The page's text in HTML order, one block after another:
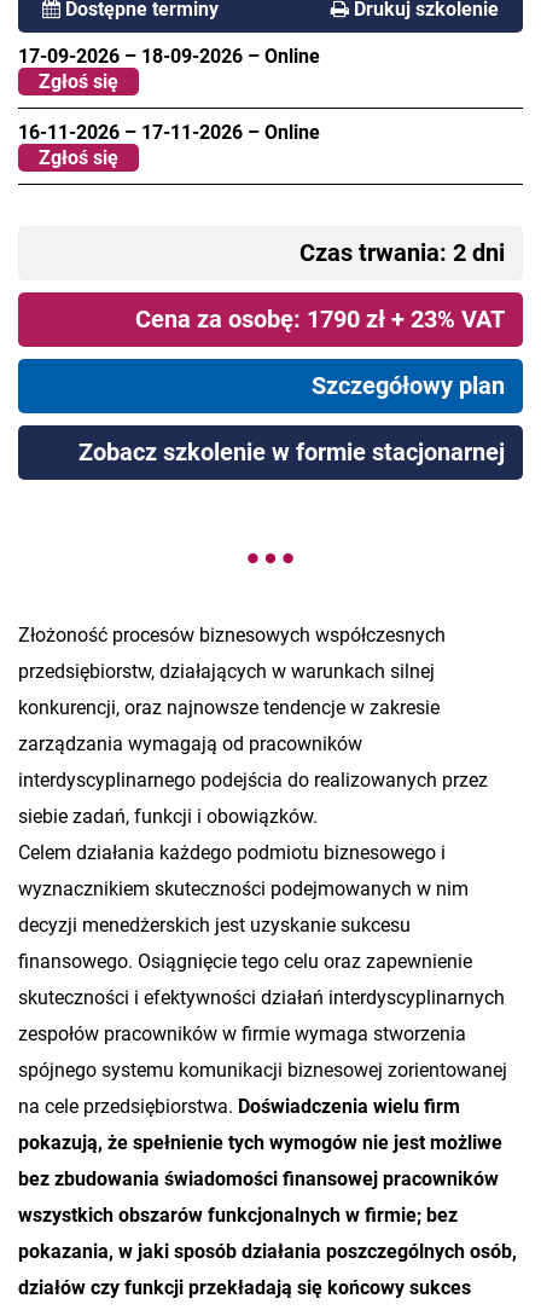
Dostępne terminy Drukuj szkolenie
17-09-2026 – 18-09-2026 – Online
Zgłoś się
16-11-2026 – 17-11-2026 – Online
Zgłoś się
Czas trwania: 2 dni
Cena za osobę: 1790 zł + 23% VAT
Szczegółowy plan
Zobacz szkolenie w formie stacjonarnej
Złożoność procesów biznesowych współczesnych
przedsiębiorstw, działających w warunkach silnej
konkurencji, oraz najnowsze tendencje w zakresie
zarządzania wymagają od pracowników
interdyscyplinarnego podejścia do realizowanych przez
siebie zadań, funkcji i obowiązków.
Celem działania każdego podmiotu biznesowego i
wyznacznikiem skuteczności podejmowanych w nim
decyzji menedżerskich jest uzyskanie sukcesu
finansowego. Osiągnięcie tego celu oraz zapewnienie
skuteczności i efektywności działań interdyscyplinarnych
zespołów pracowników w firmie wymaga stworzenia
spójnego systemu komunikacji biznesowej zorientowanej
na cele przedsiębiorstwa. Doświadczenia wielu firm
pokazują, że spełnienie tych wymogów nie jest możliwe
bez zbudowania świadomości finansowej pracowników
wszystkich obszarów funkcjonalnych w firmie; bez
pokazania, w jaki sposób działania poszczególnych osób,
działów czy funkcji przekładają się końcowy sukces